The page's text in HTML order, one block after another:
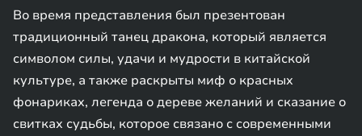
Во время представления был презентован
традиционный танец дракона, который является
символом силы, удачи и мудрости в китайской
культуре, а также раскрыты миф о красных
фонариках, легенда о дереве желаний и сказание о
свитках судьбы, которое связано с современными